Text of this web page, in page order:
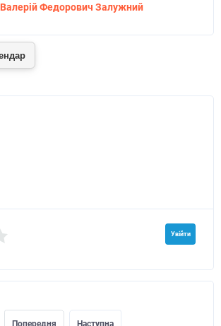
Валерій Федорович Залужний
Увійти